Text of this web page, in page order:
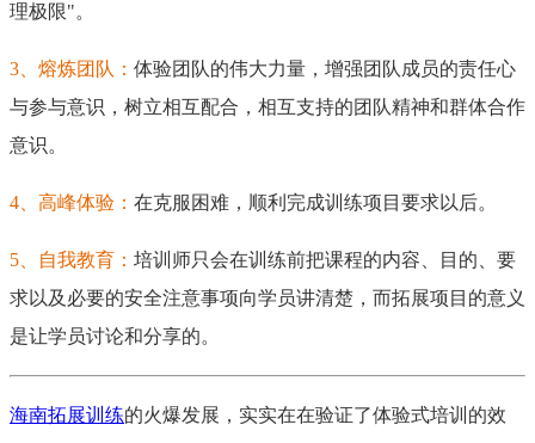
理极限"。
3 、熔炼团队： 体验团队的伟大力量，增强团队成员的责任心
与参与意识，树立相互配合，相互支持的团队精神和群体合作
意识。
4 、高峰体验： 在克服困难，顺利完成训练项目要求以后。
5 、自我教育： 培训师只会在训练前把课程的内容、目的、要
求以及必要的安全注意事项向学员讲清楚，而拓展项目的意义
是让学员讨论和分享的。
海南拓展训练的火爆发展，实实在在验证了体验式培训的效